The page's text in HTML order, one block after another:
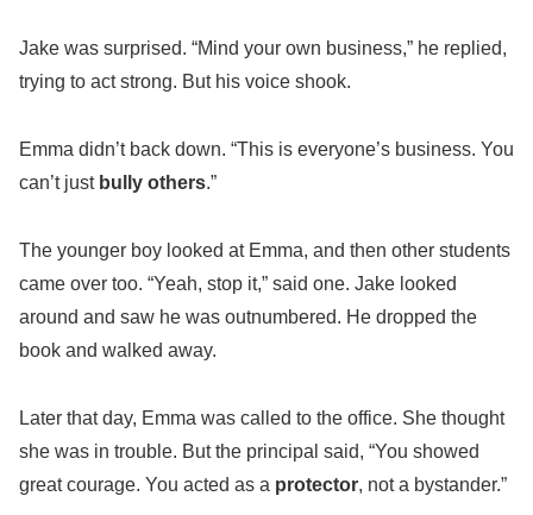
Jake was surprised. “Mind your own business,” he replied,
trying to act strong. But his voice shook.
Emma didn’t back down. “This is everyone’s business. You
can’t just bully others.”
The younger boy looked at Emma, and then other students
came over too. “Yeah, stop it,” said one. Jake looked
around and saw he was outnumbered. He dropped the
book and walked away.
Later that day, Emma was called to the office. She thought
she was in trouble. But the principal said, “You showed
great courage. You acted as a protector, not a bystander.”